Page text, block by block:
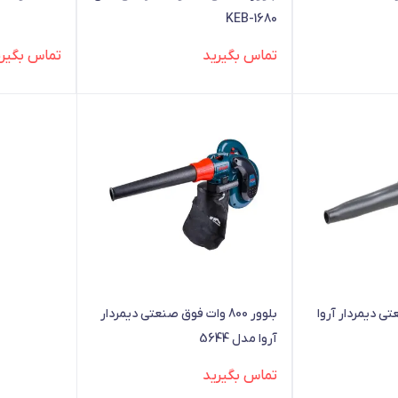
KEB-1680
تماس بگیرید تماس
صنعتی دیمردار آروا
بلوور 800 وات فوق صنعتی دیمردار
آروا مدل 5644
تماس بگیرید